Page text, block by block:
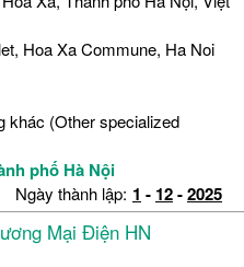
Hoa Xa Commune, Ha Noi
khác (Other specialized
phố Hà Nội
Ngày thành lập: 1 - 12-2025
Mại Điện HN